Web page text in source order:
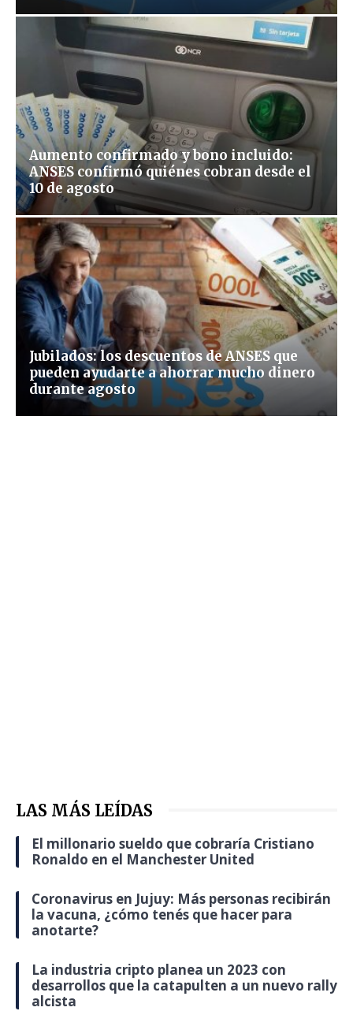
Aumento confirmado y bono incluido:
ANSES confirmó quiénes cobran desde el
10 de agosto
Jubilados: los descuentos de ANSES que
pueden ayudarte a ahorrar mucho dinero
durante agosto
LAS MÁS LEÍDAS
El millonario sueldo que cobraría Cristiano
Ronaldo en el Manchester United
Coronavirus en Jujuy: Más personas recibirán
la vacuna, ¿cómo tenés que hacer para
anotarte?
La industria cripto planea un 2023 con
desarrollos que la catapulten a un nuevo rally
alcista